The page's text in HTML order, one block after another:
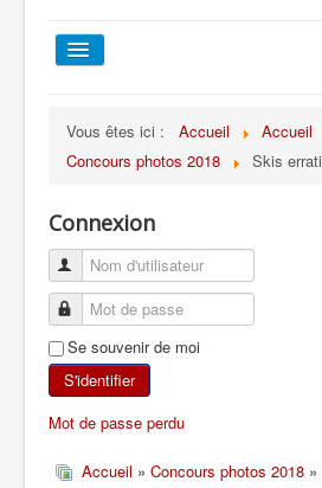
TOUT SUR LE GUMS
ESCALADE
ALPINISME
SKI DE RANDONNÉE
RANDONNÉE SPORTIVE
Vous êtes ici : Accueil Accueil
Concours photos 2018
Skis
Connexion
Se souvenir de moi
S'identifier
Mot de passe perdu
Accueil » Concours photos 2018